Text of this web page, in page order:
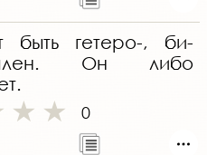
быть гетеро-, би-
Он либо
0